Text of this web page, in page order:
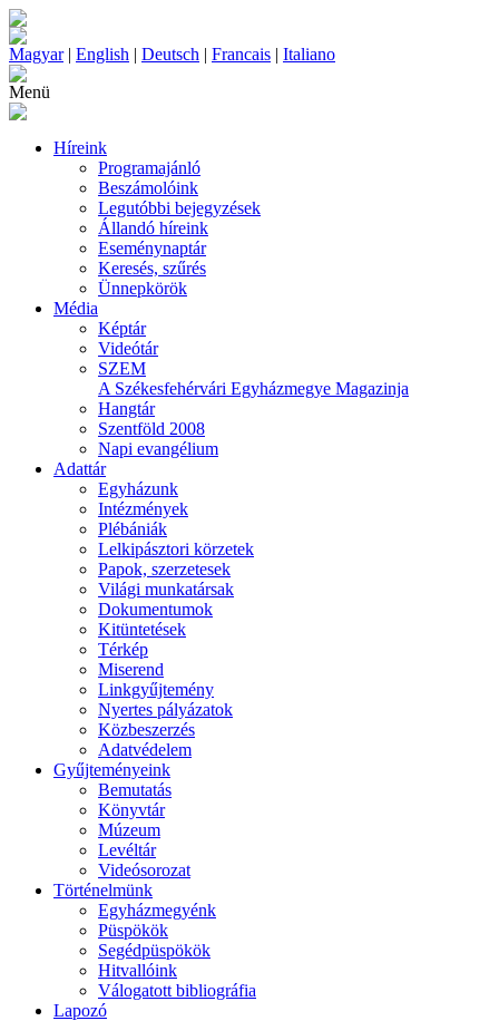
Magyar| English | Deutsch | Francais | Italiano
Menü
Híreink
Programajánló
Beszámolóink
Legutóbbi bejegyzések
Állandó híreink
Eseménynaptár
Keresés, szűrés
Ünnepkörök
Média
Képtár
Videótár
SZEM
A Székesfehérvári Egyházmegye Magazinja
Hangtár
Szentföld 2008
Napi evangélium
Adattár
Egyházunk
Intézmények
Plébániák
Lelkipásztori körzetek
Papok, szerzetesek
Világi munkatársak
Dokumentumok
Kitüntetések
Térkép
Miserend
Linkgyűjtemény
Nyertes pályázatok
Közbeszerzés
Adatvédelem
Gyűjteményeink
Bemutatás
Könyvtár
Múzeum
Levéltár
Videósorozat
Történelmünk
Egyházmegyénk
Püspökök
Segédpüspökök
Hitvallóink
Válogatott bibliográfia
Lapozó